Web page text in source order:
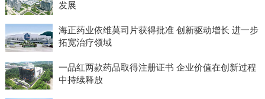
发展
海正药业依维莫司片获得批准 创新驱动增长 进一步
拓宽治疗领域
一品红两款药品取得注册证书 企业价值在创新过程
中持续释放